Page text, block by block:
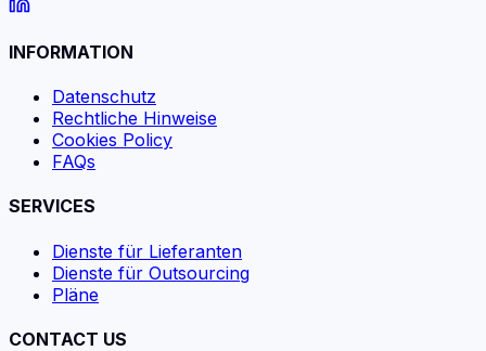
INFORMATION
Datenschutz
Rechtliche Hinweise
Cookies Policy
FAQs
SERVICES
Dienste für Lieferanten
Dienste für Outsourcing
Pläne
CONTACT US